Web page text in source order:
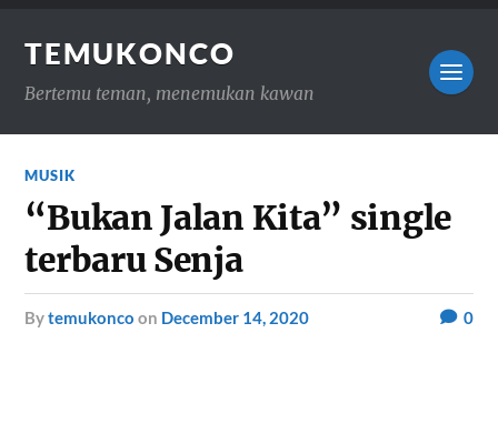
TEMUKONCO
Bertemu teman, menemukan kawan
MUSIK
“Bukan Jalan Kita” single
terbaru Senja
bytemukonco on December 14, 2020 0